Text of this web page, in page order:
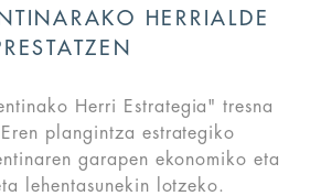
HERRIALDE
Herri Estrategia" tresna
plangintza estrategiko
garapen ekonomiko eta
lehentasunekin lotzeko.